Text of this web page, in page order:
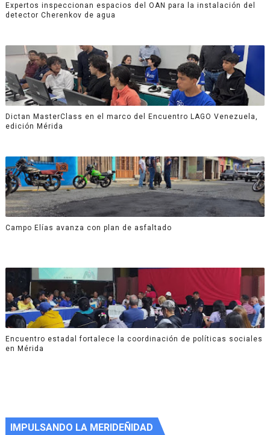
Expertos inspeccionan espacios del OAN para la instalación del
detector Cherenkov de agua
Dictan MasterClass en el marco del Encuentro LAGO Venezuela,
edición Mérida
Campo Elías avanza con plan de asfaltado
Encuentro estadal fortalece la coordinación de políticas sociales
en Mérida
IMPULSANDO LA MERIDEÑIDAD